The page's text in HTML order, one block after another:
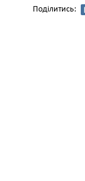
Поділитись: